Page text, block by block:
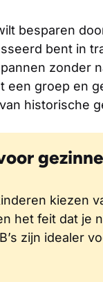
besparen
bent in
zonder
een groep en
historische
kiezen
het feit dat je
zijn idealer